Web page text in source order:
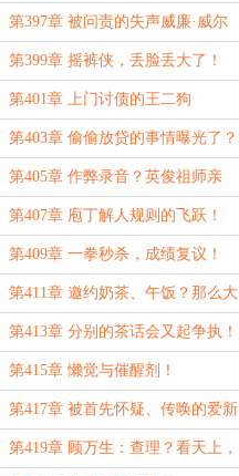
第397章 被问责的失声威廉·威尔
第399章 摇裤侠，丢脸丢大了！
第401章 上门讨债的王二狗
第403章 偷偷放贷的事情曝光了？
第405章 作弊录音？英俊祖师亲
临，慌了！
第407章 庖丁解人规则的飞跃！
第409章 一拳秒杀，成绩复议！
第411章 邀约奶茶、午饭？那么大
两桶奶茶不见！
第413章 分别的茶话会又起争执！
第415章 懒觉与催醒剂！
第417章 被首先怀疑、传唤的爱新
觉罗·紫卉！
第419章 顾万生：查理？看天上，